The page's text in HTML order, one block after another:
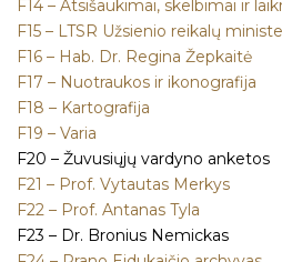
F14 – Atsišaukimai, skelbimai ir
F15 – LTSR Užsienio reikalų
F16 – Hab. Dr. Regina Žepkaitė
F17 – Nuotraukos ir ikonografija
F18 – Kartografija
F19 – Varia
F20 – Žuvusiųjų vardyno anketos
F21 – Prof. Vytautas Merkys
F22 – Prof. Antanas Tyla
F23 – Dr. Bronius Nemickas